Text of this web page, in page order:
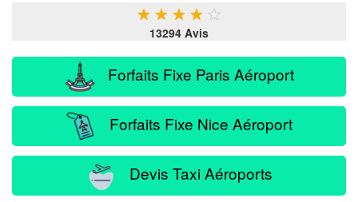
★ ★ ★ ★ ★
13294 Avis
Forfaits Fixe Paris Aéroport
Forfaits Fixe Nice Aéroport
Devis Taxi Aéroports